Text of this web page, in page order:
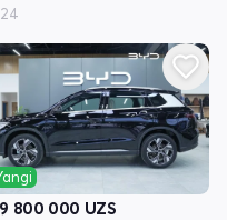
800 000 UZS